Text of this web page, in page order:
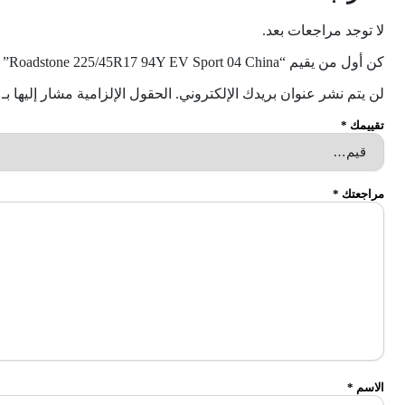
لا توجد مراجعات بعد.
كن أول من يقيم “Roadstone 225/45R17 94Y EV Sport 04 China”
لن يتم نشر عنوان بريدك الإلكتروني. الحقول الإلزامية مشار إليها
تقييمك *
مراجعتك *
الاسم *